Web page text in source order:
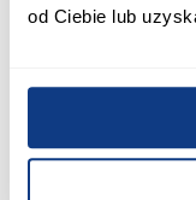
od Ciebie lub
45.00
kaszmir
Kolor korpusu: